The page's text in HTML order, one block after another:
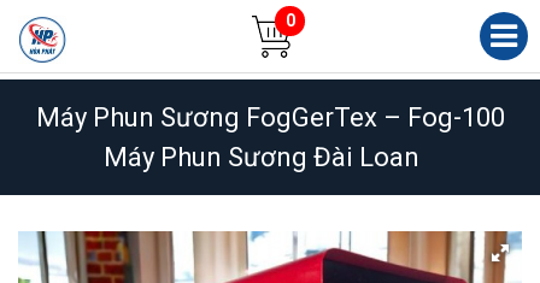
0
Máy Phun Sương FogGerTex – Fog-100
Máy Phun Sương Đài Loan